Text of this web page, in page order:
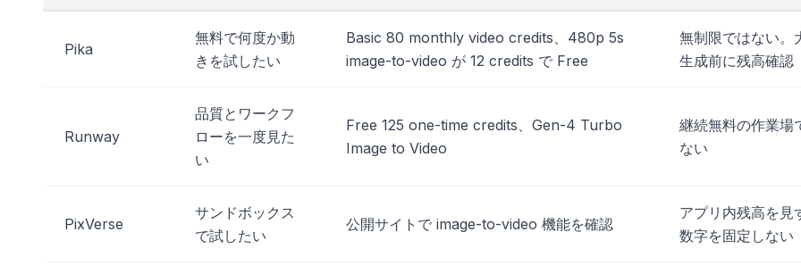
Pika
無料で何度か動
きを試したい
Basic 80 monthly video credits、480p 5s
image-to-video が 12 credits で Free
無制限ではない。
生成前に残高確認
Runway
品質とワークフ
ローを一度見た
い
Free 125 one-time credits、Gen-4 Turbo
Image to Video
継続無料の作業場
ない
PixVerse
サンドボックス
で試したい
公開サイトで image-to-video 機能を確認
アプリ内残高を見
数字を固定しない